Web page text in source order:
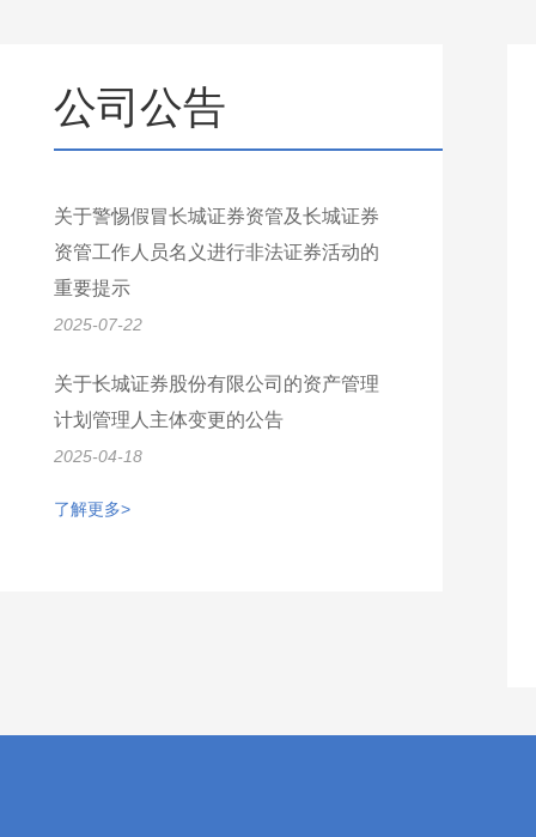
公司公告
关于警惕假冒长城证券资管及长城证券
资管工作人员名义进行非法证券活动的
重要提示
2025-07-22
关于长城证券股份有限公司的资产管理
计划管理人主体变更的公告
2025-04-18
了解更多>